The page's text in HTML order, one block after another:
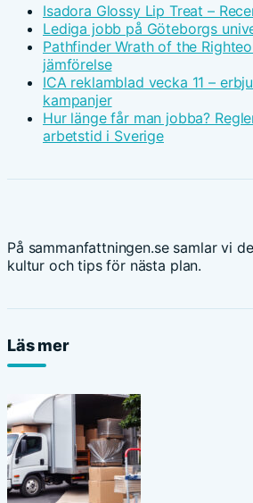
Isadora Glossy Lip Treat –
Lediga jobb på Göteborgs
Pathfinder Wrath of the
jämförelse
ICA reklamblad vecka 11 –
kampanjer
Hur länge får man jobba?
arbetstid i Sverige
På sammanfattningen.se samlar vi
kultur och tips för nästa plan.
Läs mer